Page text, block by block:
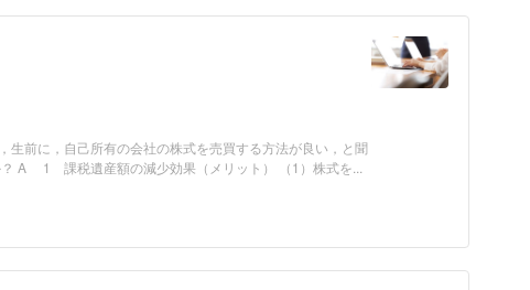
前に，自己所有の会社の株式を売買する方法が良い，と聞
いたことがありますが，どういうことですか？ A 1 課税遺産額の減少効果（メリット） （1）株式を...